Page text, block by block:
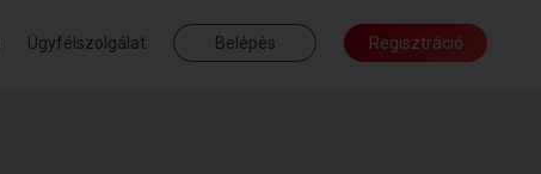
Ügyfélszolgálat Belépés Regisztráció